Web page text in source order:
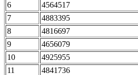
6 4564517
7 4883395
8 4816697
9 4656079
10 4925955
11 4841736